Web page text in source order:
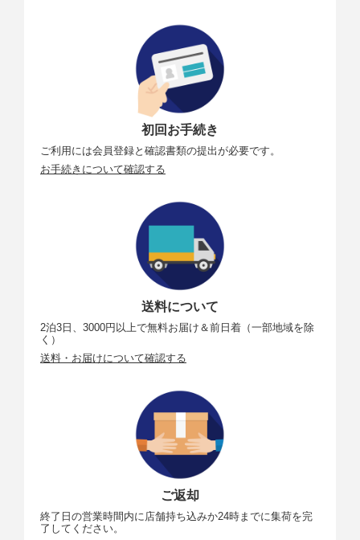
初回お手続き
ご利用には会員登録と確認書類の提出が必要です。
お手続きについて確認する
送料について
2泊3日、3000円以上で無料お届け＆前日着（一部地域を除
く）
送料・お届けについて確認する
ご返却
終了日の営業時間内に店舗持ち込みか24時までに集荷を完
了してください。